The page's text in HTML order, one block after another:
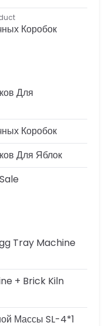
Коробок
Для
Коробок
Для Яблок
Tray Machine
+ Brick Kiln
Массы SL-4*1